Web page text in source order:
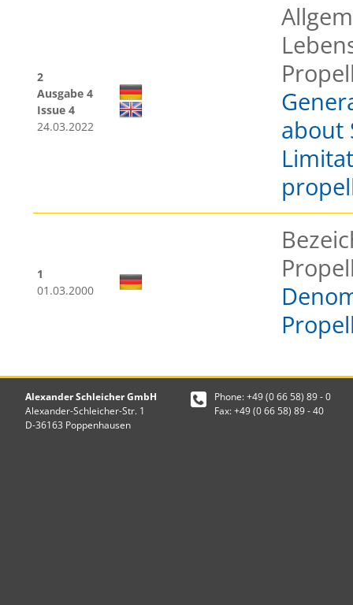
2
Ausgabe 4
Issue 4
24.03.2022
about
1
01.03.2000
Alexander Schleicher GmbH
Alexander-Schleicher-Str. 1
D-36163 Poppenhausen
Phone: +49 (0 66 58) 89 - 0
Fax: +49 (0 66 58) 89 - 40